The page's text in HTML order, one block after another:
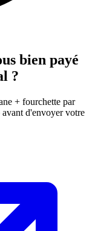
bien payé
?
+ fourchette par
d'envoyer votre